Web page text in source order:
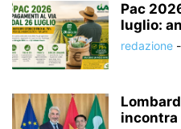
Pac
luglio:
redazione -
incontra